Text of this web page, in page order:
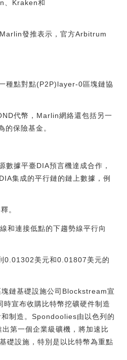
、Kraken和
發推表示，官方Arbitrum
種點對點(P2P)layer-0區塊鏈協
代幣，Marlin網絡還包括另一
保險基金。
據平臺DIA預言機達成合作，
集成的平行鏈的鏈上數據，例
。
和連接低點的下趨勢線平行向
0.01302美元和0.01807美元的
鏈基礎設施公司Blockstream宣
宣布收購比特幣挖礦硬件制造
制造。Spondoolies由以色列的
第一個企業級礦機，將加速比
礎設施，特別是以比特幣為重點